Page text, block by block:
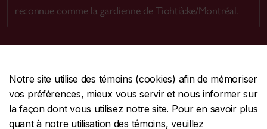
Notre site utilise des témoins (cookies) afin de mémoriser
vos préférences, mieux vous servir et nous informer sur
la façon dont vous utilisez notre site. Pour en savoir plus
quant à notre utilisation des témoins, veuillez
reconnue comme la gardienne de Tiohtià:ke/Montréal.
CENTRALE514-848-2424
URGENCE514-848-3717